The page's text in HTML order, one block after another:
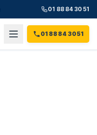
01 88 84 30 51
01 88 84 30 51